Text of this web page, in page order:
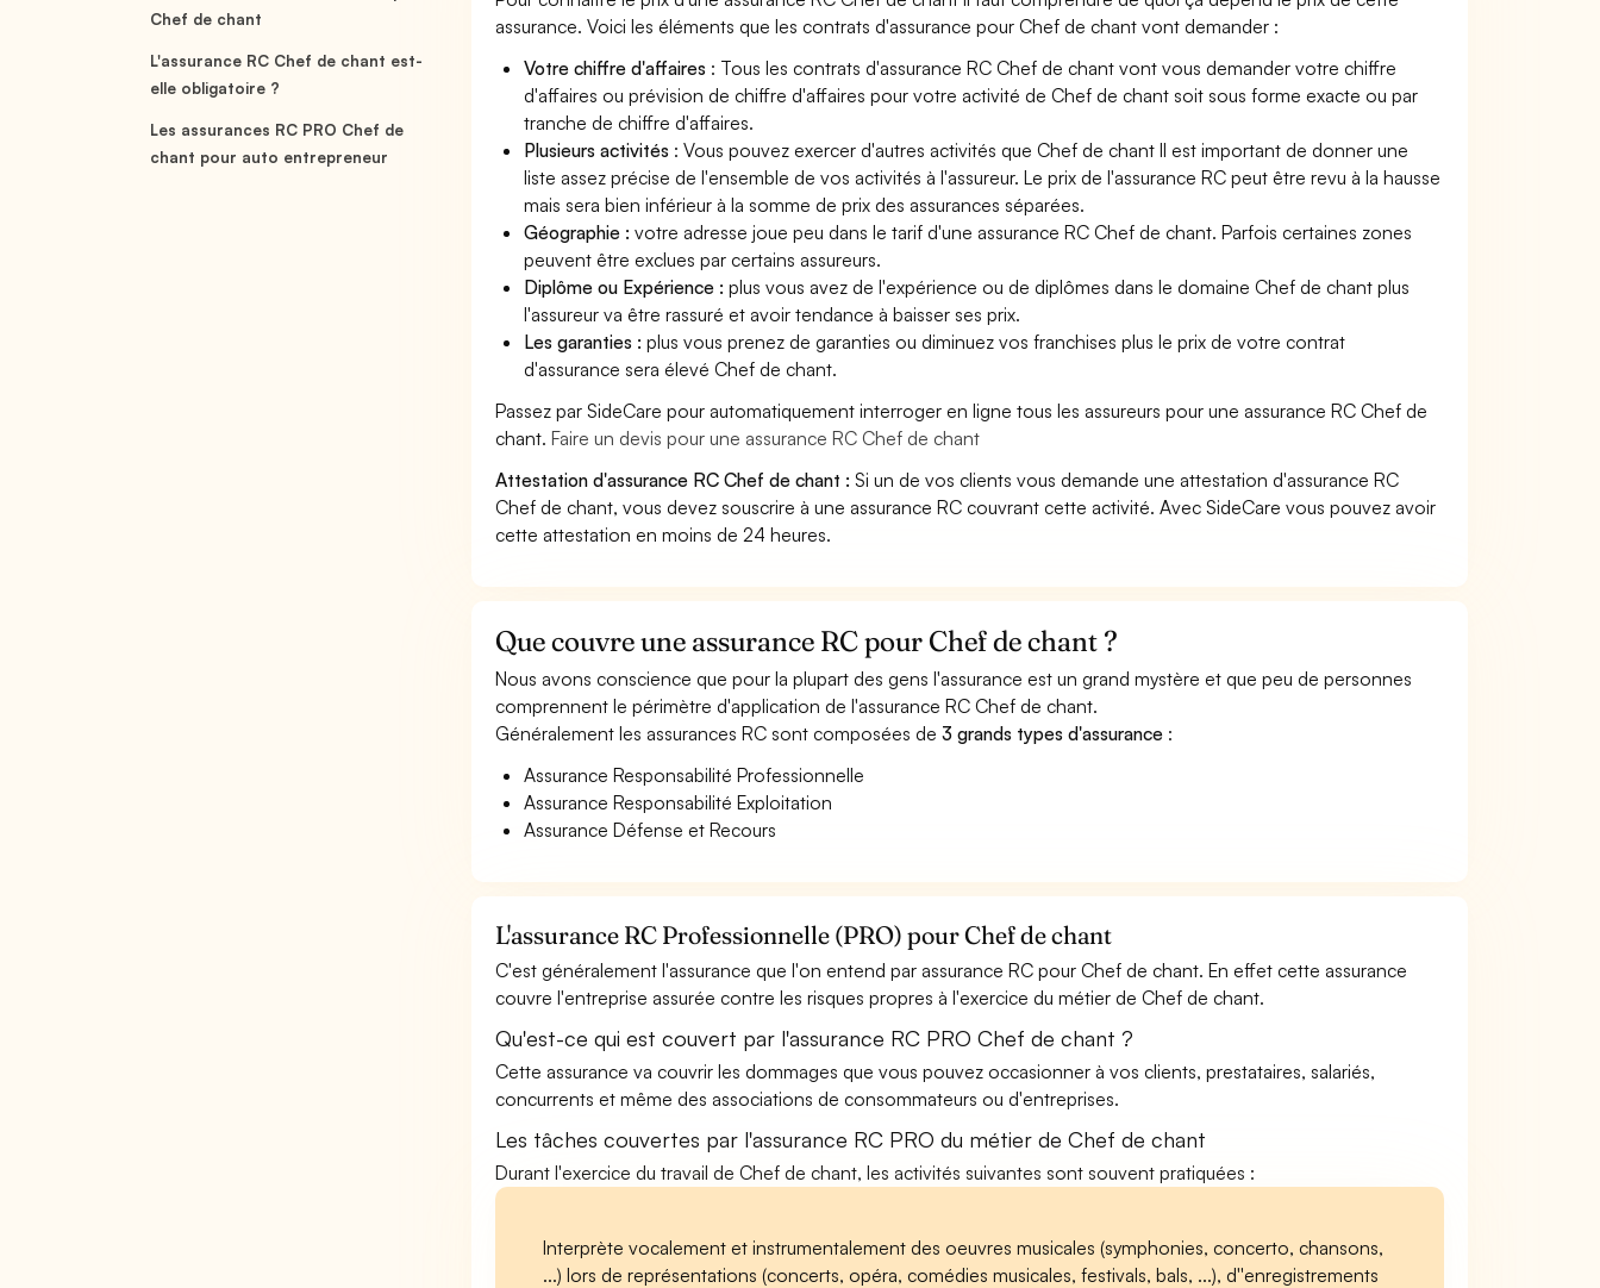
Chef de chant
L'assurance RC Chef de chant est-
elle obligatoire ?
Les assurances RC PRO Chef de
chant pour auto entrepreneur
assurance. Voici les éléments que les contrats d'assurance pour Chef de chant vont demander :
Votre chiffre d'affaires : Tous les contrats d'assurance RC Chef de chant vont vous demander votre chiffre
d'affaires ou prévision de chiffre d'affaires pour votre activité de Chef de chant soit sous forme exacte ou par
tranche de chiffre d'affaires.
Plusieurs activités : Vous pouvez exercer d'autres activités que Chef de chant Il est important de donner une
liste assez précise de l'ensemble de vos activités à l'assureur. Le prix de l'assurance RC peut être revu à la hausse
mais sera bien inférieur à la somme de prix des assurances séparées.
Géographie :votre adresse joue peu dans le tarif d'une assurance RC Chef de chant. Parfois certaines zones
peuvent être exclues par certains assureurs.
Diplôme ou Expérience :plus vous avez de l'expérience ou de diplômes dans le domaine Chef de chant plus
l'assureur va être rassuré et avoir tendance à baisser ses prix.
Les garanties :plus vous prenez de garanties ou diminuez vos franchises plus le prix de votre contrat
d'assurance sera élevé Chef de chant.
Passez par SideCare pour automatiquement interroger en ligne tous les assureurs pour une assurance RC Chef de
chant.Faire un devis pour une assurance RC Chef de chant
Attestation d'assurance RC Chef de chant : Si un de vos clients vous demande une attestation d'assurance RC
Chef de chant, vous devez souscrire à une assurance RC couvrant cette activité. Avec SideCare vous pouvez avoir
cette attestation en moins de 24 heures.
Que couvre une assurance RC pour Chef de chant ?
Nous avons conscience que pour la plupart des gens l'assurance est un grand mystère et que peu de personnes
comprennent le périmètre d'application de l'assurance RC Chef de chant.
Généralement les assurances RC sont composées de3 grands types d'assurance :
Assurance Responsabilité Professionnelle
Assurance Responsabilité Exploitation
Assurance Défense et Recours
L'assurance RC Professionnelle (PRO) pour Chef de chant
C'est généralement l'assurance que l'on entend par assurance RC pour Chef de chant. En effet cette assurance
couvre l'entreprise assurée contre les risques propres à l'exercice du métier de Chef de chant.
Qu'est-ce qui est couvert par l'assurance RC PRO Chef de chant ?
Cette assurance va couvrir les dommages que vous pouvez occasionner à vos clients, prestataires, salariés,
concurrents et même des associations de consommateurs ou d'entreprises.
Les tâches couvertes par l'assurance RC PRO du métier de Chef de chant
Durant l'exercice du travail de Chef de chant, les activités suivantes sont souvent pratiquées :
Interprète vocalement et instrumentalement des oeuvres musicales (symphonies, concerto, chansons,
...) lors de représentations (concerts, opéra, comédies musicales, festivals, bals, ...), d''enregistrements